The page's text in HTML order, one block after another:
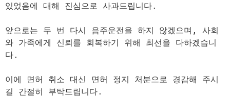
있었음에 대해 진심으로 사과드립니다.
앞으로는 두 번 다시 음주운전을 하지 않겠으며, 사회
와 가족에게 신뢰를 회복하기 위해 최선을 다하겠습니
다.
이에 면허 취소 대신 면허 정지 처분으로 경감해 주시